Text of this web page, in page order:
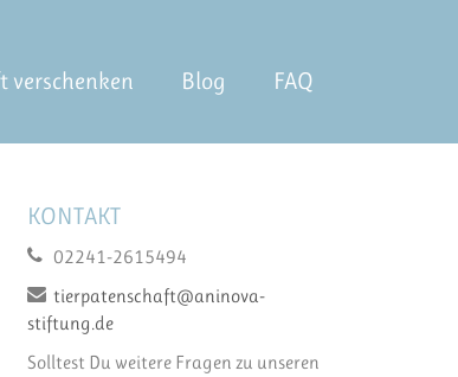
verschenken Blog FAQ
KONTAKT
02241-2615494
tierpatenschaft@aninova-
stiftung.de
Solltest Du weitere Fragen zu unseren